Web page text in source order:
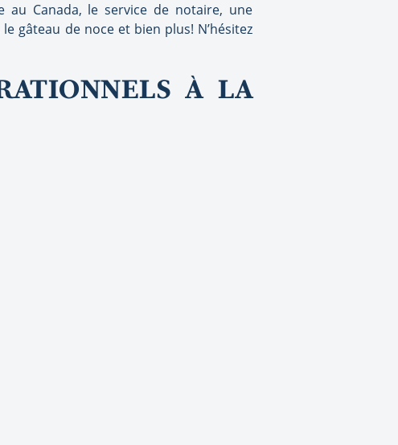
au Canada, le service de notaire, une
gâteau de noce et bien plus! N’hésitez
À LA